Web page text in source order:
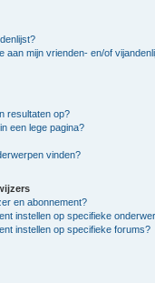
aan mijn vrienden- en/of
resultaten op?
een lege pagina?
vinden?
en abonnement?
instellen op specifieke
instellen op specifieke forums?